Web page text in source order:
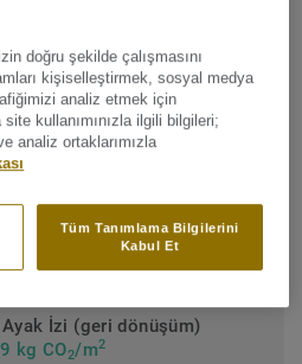
sınıflandırma
43 Ağır
İzi (geri dönüşüm)
kg CO2/m2
doğru şekilde çalışmasını
kişiselleştirmek, sosyal medya
analiz etmek için
kullanımınızla ilgili bilgileri;
analiz ortaklarımızla
Tüm Tanımlama Bilgilerini
Kabul Et